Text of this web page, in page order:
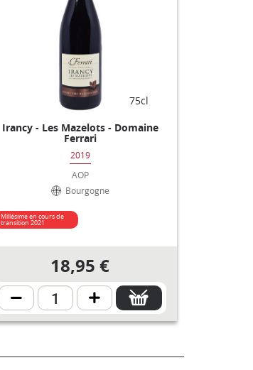
75cl
Irancy - Les Mazelots - Domaine
Ferrari
2019
AOP
Bourgogne
Millésime en cours de
transition 2021
18,95 €